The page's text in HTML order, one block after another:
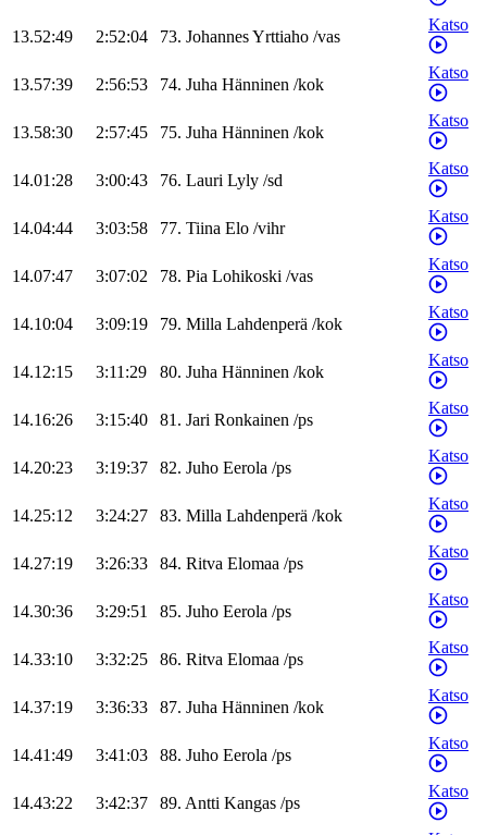
13.52:49 2:52:04 73. JohannesYrttiaho /vas
Katso
13.57:39 2:56:53 74. Juha Hänninen /kok
Katso
13.58:30 2:57:45 75. Juha Hänninen /kok
Katso
14.01:28 3:00:43 76. Lauri Lyly /sd
Katso
14.04:44 3:03:58 77. Tiina Elo /vihr
Katso
14.07:47 3:07:02 78. Pia Lohikoski /vas
Katso
14.10:04 3:09:19 79. Milla Lahdenperä /kok
Katso
14.12:15 3:11:29 80. Juha Hänninen /kok
Katso
14.16:26 3:15:40 81. Jari Ronkainen /ps
Katso
14.20:23 3:19:37 82. Juho Eerola /ps
Katso
14.25:12 3:24:27 83. Milla Lahdenperä /kok
Katso
14.27:19 3:26:33 84. Ritva Elomaa /ps
Katso
14.30:36 3:29:51 85. Juho Eerola /ps
Katso
14.33:10 3:32:25 86. Ritva Elomaa /ps
Katso
14.37:19 3:36:33 87. Juha Hänninen /kok
Katso
14.41:49 3:41:03 88. Juho Eerola /ps
Katso
14.43:22 3:42:37 89. Antti Kangas /ps
Katso